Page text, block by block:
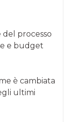
processo
e budget
è cambiata
ultimi